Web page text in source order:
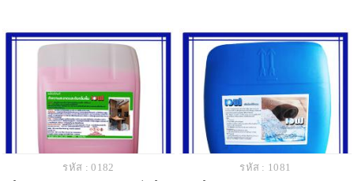
รหัส : 0182
รหัส : 1081